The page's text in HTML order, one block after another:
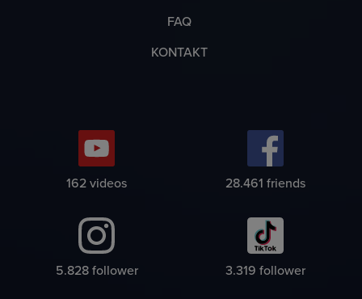
FAQ
KONTAKT
190videos 33.397 friends
6.838follower 3.893 follower